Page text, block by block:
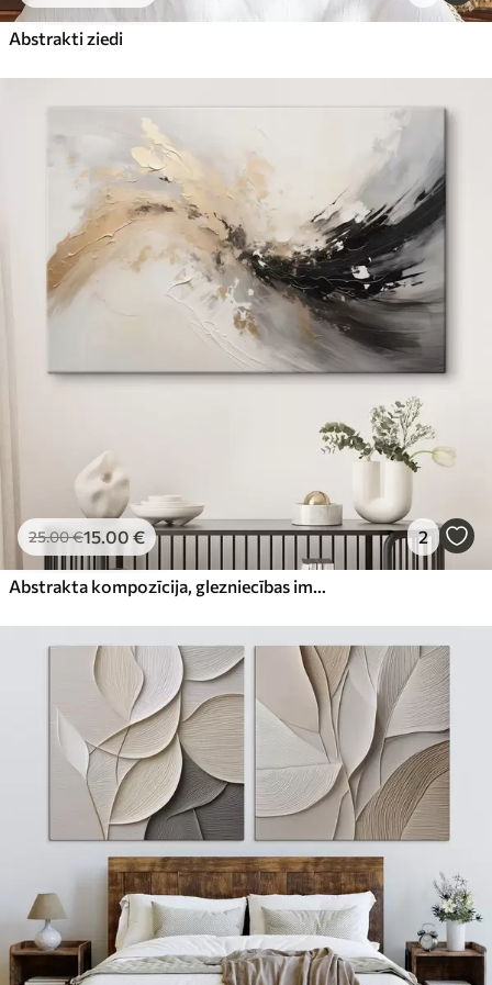
Abstrakti ziedi
25.00€15.00 € 2
Abstrakta kompozīcija, glezniecības imitācija